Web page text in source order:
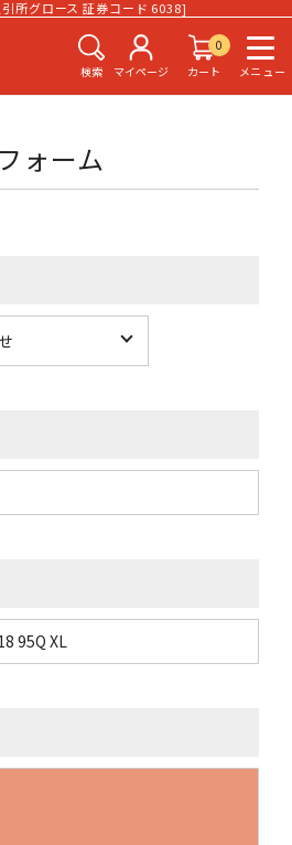
所グロース 証券コード 6038]
検索 マイページ
0
カート
メニュー
ォーム